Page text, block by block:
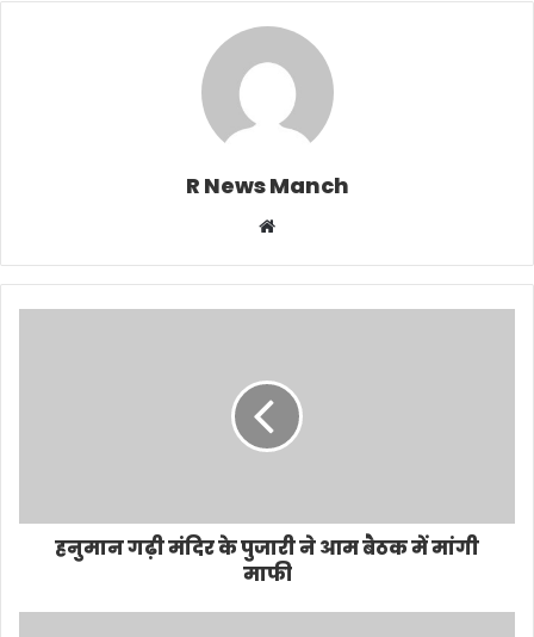
R News Manch
Website
हनुमान गढ़ी मंदिर के पुजारी ने आम बैठक में मांगी
माफी